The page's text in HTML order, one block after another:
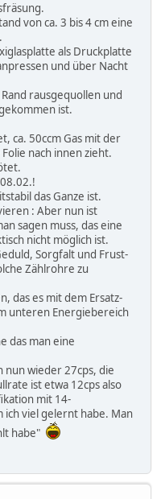
von ca. 3 bis 4 cm eine
als Druckplatte
und über Nacht
rausgequollen und
ist.
ca. 50ccm Gas mit der
nach innen zieht.
das Ganze ist.
: Aber nun ist
sagen muss, das eine
nicht möglich ist.
Sorgfalt und Frust-
Zählrohre zu
das es mit dem Ersatz-
unteren Energiebereich
das man eine
nun wieder 27cps, die
ist etwa 12cps also
mit 14-
ich viel gelernt habe. Man
habe"